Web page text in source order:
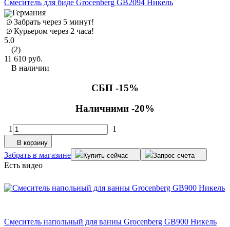
Смеситель для биде Grocenberg GB2094 Никель
Германия
Забрать через 5 минут!
Курьером через 2 часа!
5.0
(2)
11 610 руб.
В наличии
СБП -15%
Наличними -20%
1 1
В корзину
Забрать в магазине Купить сейчас Запрос счета
Есть видео
Смеситель напольный для ванны Groсenberg GB900 Никель